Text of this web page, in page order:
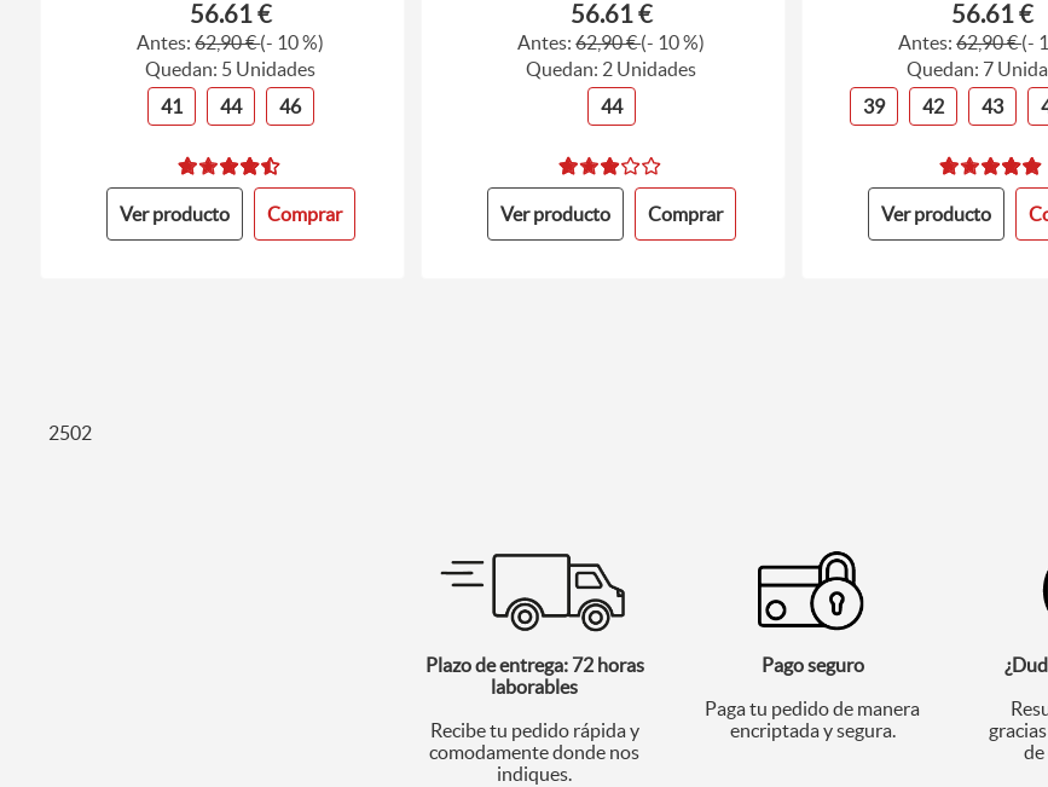
56.61 €
Antes:62,90 €(- 10 %)
Quedan: 5 Unidades
41
44 46
Ver producto Comprar
56.61 €
Antes:62,90 €(- 10 %)
Quedan: 2 Unidades
44
Ver producto Comprar
56.61 €
Antes:62,90 €(-
Quedan: 7
39
42 43
Ver producto
2502
Plazo de entrega: 72 horas
laborables
Recibe tu pedido rápida y
comodamente donde nos
indiques.
Pago seguro
Paga tu pedido de manera
encriptada y segura.
de